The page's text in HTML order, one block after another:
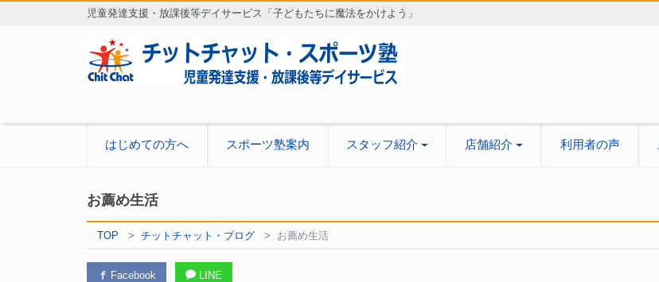
児童発達支援・放課後等デイサービス「子どもたちに魔法をかけよう」
はじめての方へ スポーツ塾案内 スタッフ紹介 店舗紹介 利用者の声
お薦め生活
TOP チットチャット・ブログ お薦め生活
Facebook LINE